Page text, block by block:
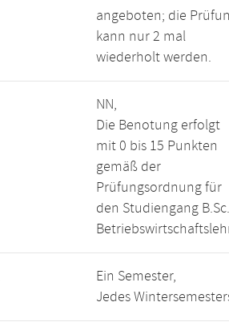
angeboten; die
kann nur 2 mal
wiederholt werden.
NN,
Die Benotung erfolgt
mit 0 bis 15 Punkten
gemäß der
Prüfungsordnung für
den Studiengang B.Sc.
Ein Semester,
Jedes